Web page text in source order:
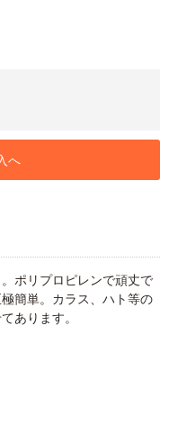
へ
ポリプロピレンで頑丈で
簡単。カラス、ハト等の
あります。